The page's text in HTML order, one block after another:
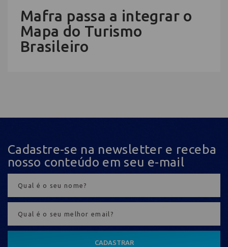
Mafra passa a integrar o
Mapa do Turismo
Brasileiro
Cadastre-se na newsletter e receba
nosso conteúdo em seu e-mail
CADASTRAR